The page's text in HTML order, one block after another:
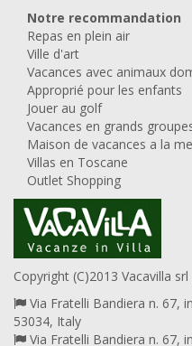
Notre recommandation
Repas en plein air
Ville d'art
Vacances avec animaux
Approprié pour les enfants
Jouer au golf
Vacances en grands
Maison de vacances a la
Villas en Toscane
Outlet Shopping
Copyright (C)2013 Vacavilla
Via Fratelli Bandiera n. 67,
53034, Italy
Via Fratelli Bandiera n. 67,